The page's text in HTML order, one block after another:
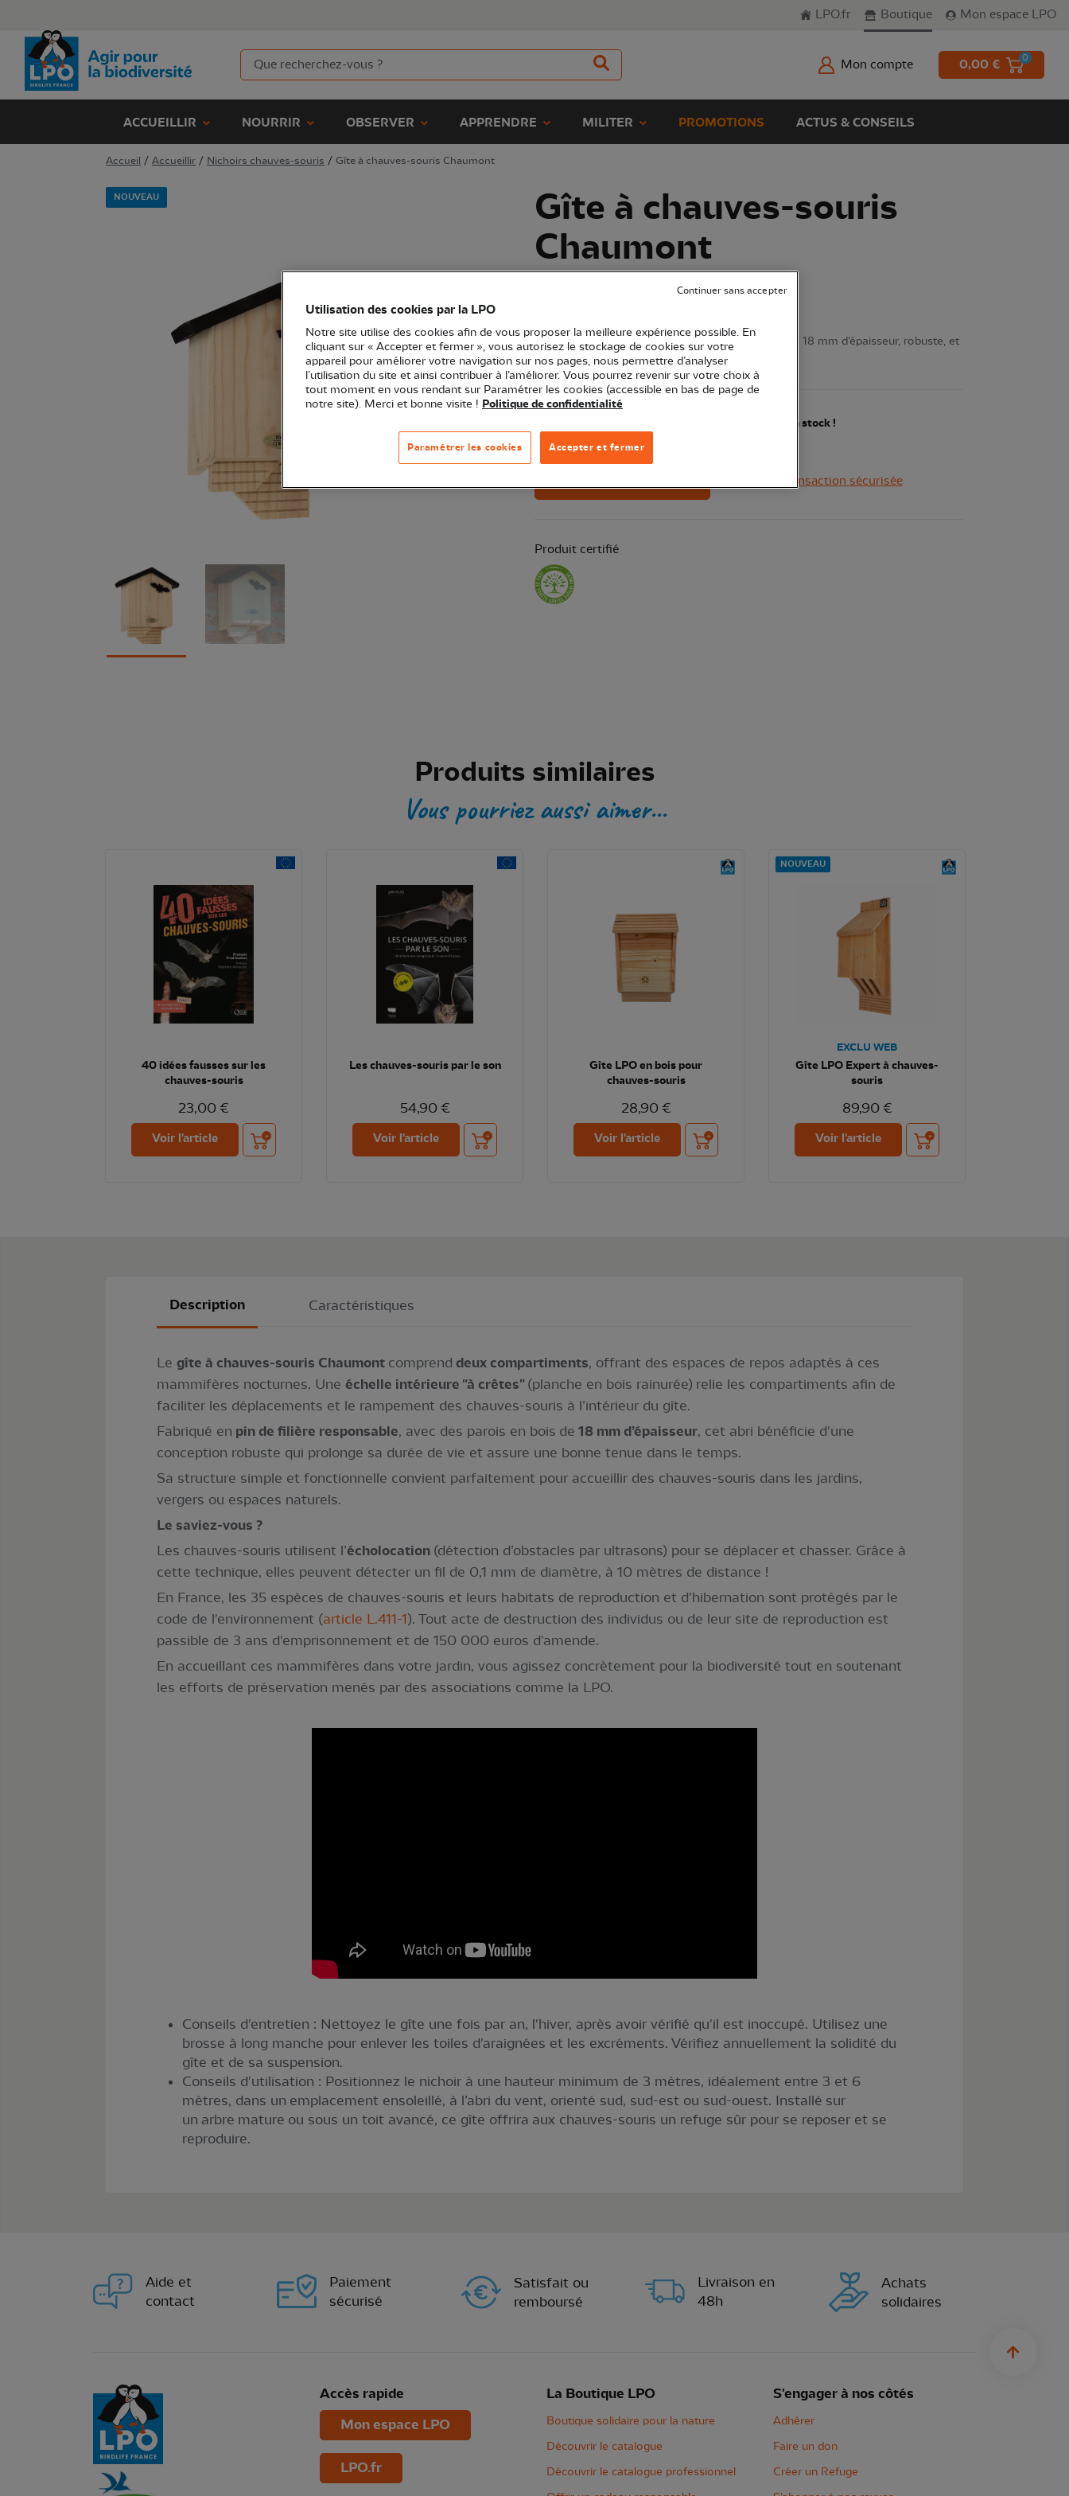
LPO.fr Boutique Mon espace LPO
Mon compte 0,00 € 0
ACCUEILLIR NOURRIR OBSERVER APPRENDRE MILITER PROMOTIONS ACTUS & CONSEILS
Accueil / Accueillir / Nichoirs chauves-souris / Gîte à chauves-souris Chaumont
NOUVEAU
Gîte à chauves-souris
Chaumont
Gîte à chauves-souris en pin avec parois en bois de 18 mm d'épaisseur, robuste, et
comprenant 2 compartiments intérieurs.
Dernières pièces en stock !
Transaction sécurisée
Produit certifié
Produits similaires
Vous pourriez aussi aimer...
40 idées fausses sur les
chauves-souris
23,00 €
Voir l'article Ajouter au panier
Les chauves-souris par le son
54,90 €
Voir l'article Ajouter au panier
Gîte LPO en bois pour
chauves-souris
28,90 €
Voir l'article Ajouter au panier
NOUVEAU
EXCLU WEB
Gîte LPO Expert à chauves-
souris
89,90 €
Voir l'article Ajouter au panier
Description Caractéristiques
Le gîte à chauves-souris Chaumont comprend deux compartiments, offrant des espaces de repos adaptés à ces
mammifères nocturnes. Une échelle intérieure "à crêtes" (planche en bois rainurée) relie les compartiments afin de
faciliter les déplacements et le rampement des chauves-souris à l’intérieur du gîte.
Fabriqué en pin de filière responsable, avec des parois en bois de 18 mm d’épaisseur, cet abri bénéficie d'une
conception robuste qui prolonge sa durée de vie et assure une bonne tenue dans le temps.
Sa structure simple et fonctionnelle convient parfaitement pour accueillir des chauves-souris dans les jardins,
vergers ou espaces naturels.
Le saviez-vous ?
Les chauves-souris utilisent l’écholocation (détection d’obstacles par ultrasons) pour se déplacer et chasser. Grâce à
cette technique, elles peuvent détecter un fil de 0,1 mm de diamètre, à 10 mètres de distance !
En France, les 35 espèces de chauves-souris et leurs habitats de reproduction et d'hibernation sont protégés par le
code de l'environnement (article L.411-1). Tout acte de destruction des individus ou de leur site de reproduction est
passible de 3 ans d'emprisonnement et de 150 000 euros d'amende.
En accueillant ces mammifères dans votre jardin, vous agissez concrètement pour la biodiversité tout en soutenant
les efforts de préservation menés par des associations comme la LPO.
Conseils d'entretien : Nettoyez le gîte une fois par an, l'hiver, après avoir vérifié qu'il est inoccupé. Utilisez une
brosse à long manche pour enlever les toiles d'araignées et les excréments. Vérifiez annuellement la solidité du
gîte et de sa suspension.
Conseils d'utilisation : Positionnez le nichoir à une hauteur minimum de 3 mètres, idéalement entre 3 et 6
mètres, dans un emplacement ensoleillé, à l’abri du vent, orienté sud, sud-est ou sud-ouest. Installé sur
un arbre mature ou sous un toit avancé, ce gîte offrira aux chauves-souris un refuge sûr pour se reposer et se
reproduire.
Aide et
contact
Paiement
sécurisé
Satisfait ou
remboursé
Livraison en
48h
Achats
solidaires
Accès rapide
Mon espace LPO
LPO.fr
La Boutique LPO
Boutique solidaire pour la nature
Découvrir le catalogue
Découvrir le catalogue professionnel
S'engager à nos côtés
Adhérer
Faire un don
Créer un Refuge
Utilisation des cookies par la LPO
Notre site utilise des cookies afin de vous proposer la meilleure expérience possible. En
cliquant sur « Accepter et fermer », vous autorisez le stockage de cookies sur votre
appareil pour améliorer votre navigation sur nos pages, nous permettre d’analyser
l’utilisation du site et ainsi contribuer à l’améliorer. Vous pourrez revenir sur votre choix à
tout moment en vous rendant sur Paramétrer les cookies (accessible en bas de page de
notre site). Merci et bonne visite ! Politique de confidentialité
Accepter et fermer
Paramétrer les cookies
Continuer sans accepter